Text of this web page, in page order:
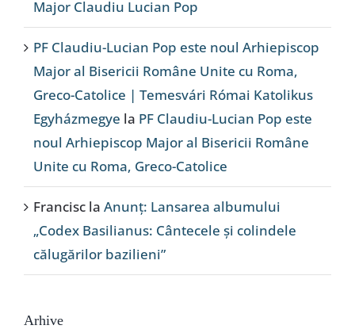
Major Claudiu Lucian Pop
PF Claudiu-Lucian Pop este noul Arhiepiscop
Major al Bisericii Române Unite cu Roma,
Greco-Catolice | Temesvári Római Katolikus
Egyházmegye la PF Claudiu-Lucian Pop este
noul Arhiepiscop Major al Bisericii Române
Unite cu Roma, Greco-Catolice
Francisc la Anunț: Lansarea albumului
„Codex Basilianus: Cântecele și colindele
călugărilor bazilieni”
Arhive